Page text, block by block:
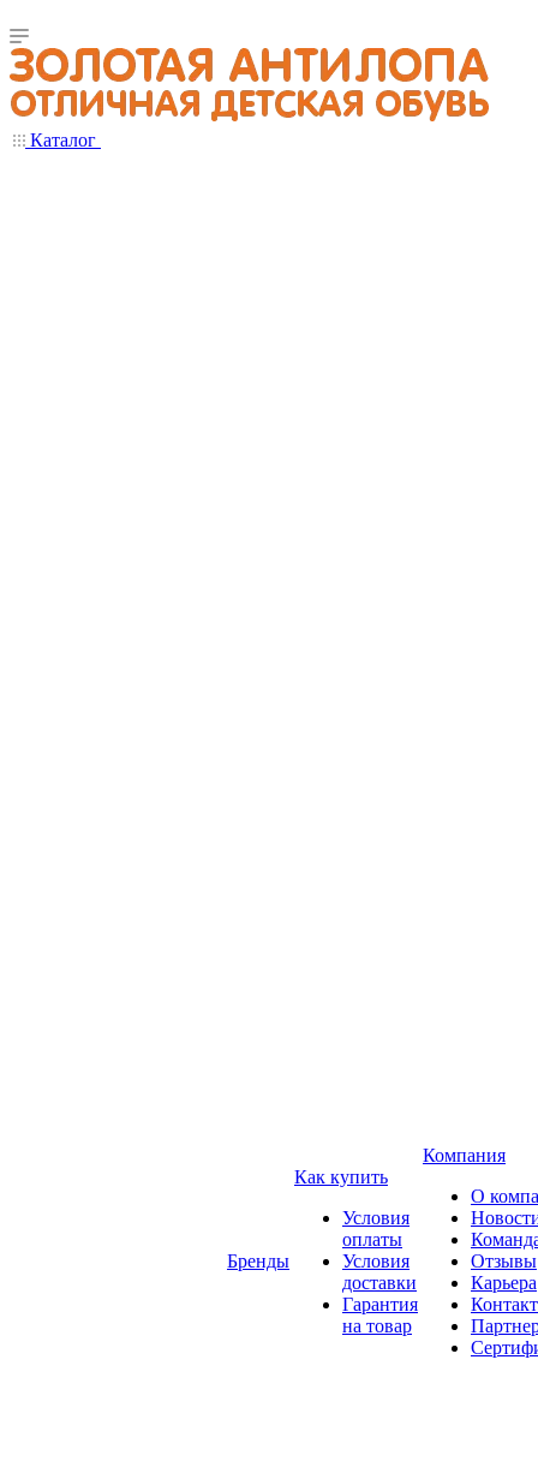
Каталог
Бренды
Как купить
Условия
оплаты
Условия
доставки
Гарантия
на товар
Компания
О
Отзывы
Карьера